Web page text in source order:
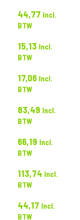
44,77 Incl.
BTW
15,13 Incl.
BTW
17,06 Incl.
BTW
83,49 Incl.
BTW
66,19 Incl.
BTW
113,74 Incl.
BTW
44,17 Incl.
BTW